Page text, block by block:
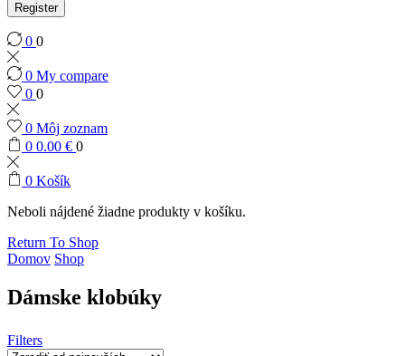
Register
0 0
0 My compare
0 0
0 Môj zoznam
0 0.00 € 0
0 Košík
Neboli nájdené žiadne produkty v košíku.
Return To Shop
Domov Shop
Dámske klobúky
Filters